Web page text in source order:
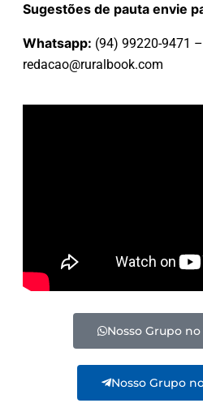
Sugestões de pauta envie
Whatsapp: (94) 99220-9471 –
redacao@ruralbook.com
Nosso Grupo
Nosso Grupo